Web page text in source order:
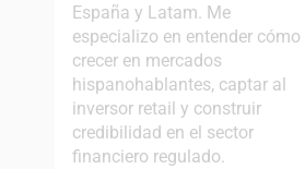
España y Latam. Me
especializo en entender cómo
crecer en mercados
hispanohablantes, captar al
inversor retail y construir
credibilidad en el sector
financiero regulado.